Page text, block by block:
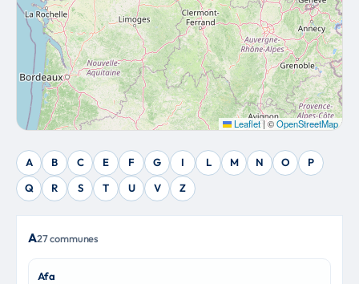
Leaflet| ©OpenStreetMap
A B C E F G I L M N O
P
Q
R S T U V Z
A27 communes
Afa